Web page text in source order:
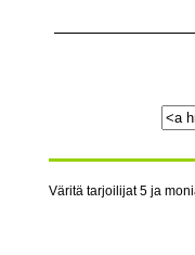
Väritä tarjoilijat 5 ja